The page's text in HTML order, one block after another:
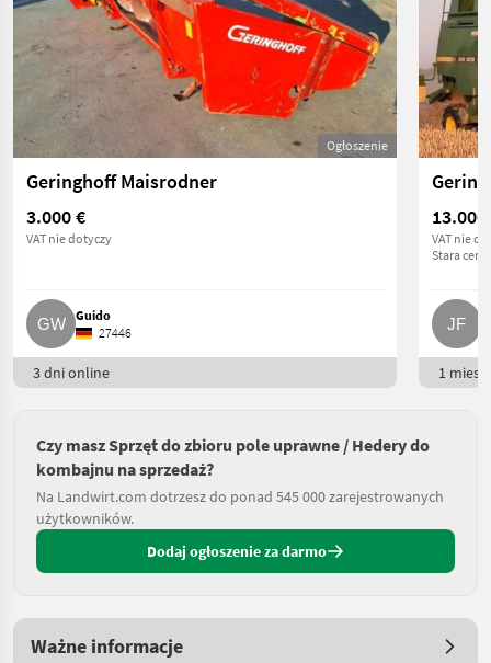
Ogłoszenie
Geringhoff Maisrodner
3.000 €
VAT nie dotyczy
Guido
27446
3 dni online
13.000
VAT nie
Stara cena
1
Czy masz Sprzęt do zbioru pole uprawne / Hedery do
kombajnu na sprzedaż?
Na Landwirt.com dotrzesz do ponad 545 000 zarejestrowanych
użytkowników.
Dodaj ogłoszenie za darmo
Ważne informacje